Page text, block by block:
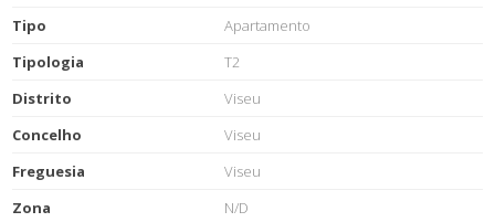
Tipo
Apartamento
Tipologia
T2
Distrito
Viseu
Concelho
Viseu
Freguesia
Viseu
Zona
N/D